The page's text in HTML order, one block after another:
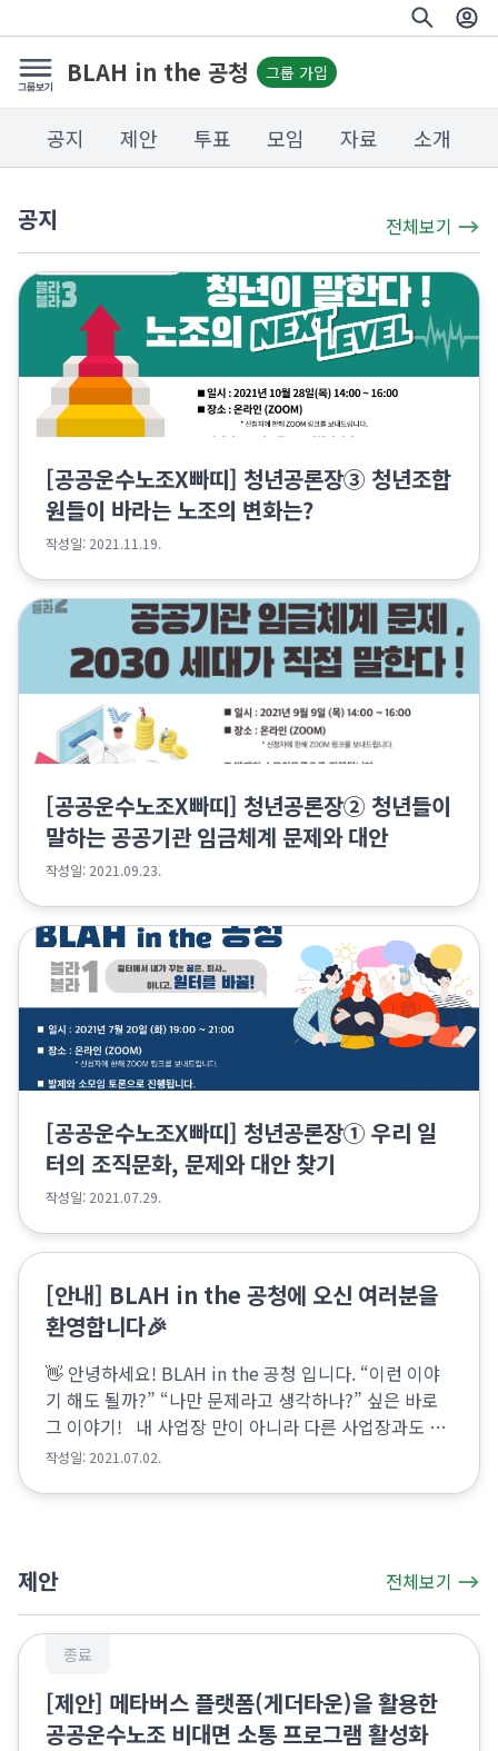
BLAH in the 공청 그룹 가입
공지 제안 투표 모임 자료 소개
공지
[공공운수노조X빠띠] 청년공론장③ 청년조합
원들이 바라는 노조의 변화는?
작성일: 2021.11.19.
[공공운수노조X빠띠] 청년공론장② 청년들이
말하는 공공기관 임금체계 문제와 대안
작성일: 2021.09.23.
[공공운수노조X빠띠] 청년공론장① 우리 일
터의 조직문화, 문제와 대안 찾기
작성일: 2021.07.29.
[안내] BLAH in the 공청에 오신 여러분을
환영합니다🎉
👋 안녕하세요! BLAH in the 공청 입니다. “이런 이야
기 해도 될까?” “나만 문제라고 생각하나?” 싶은 바로
그 이야기! 내 사업장 만이 아니라 다른 사업장과도 나
누고 싶은 바로 그 이야기 문제 제기를 넘어서 우리가
작성일: 2021.07.02.
전체보기
제안
종료
[제안] 메타버스 플랫폼(게더타운)을 활용한
공공운수노조 비대면 소통 프로그램 활성화
전체보기